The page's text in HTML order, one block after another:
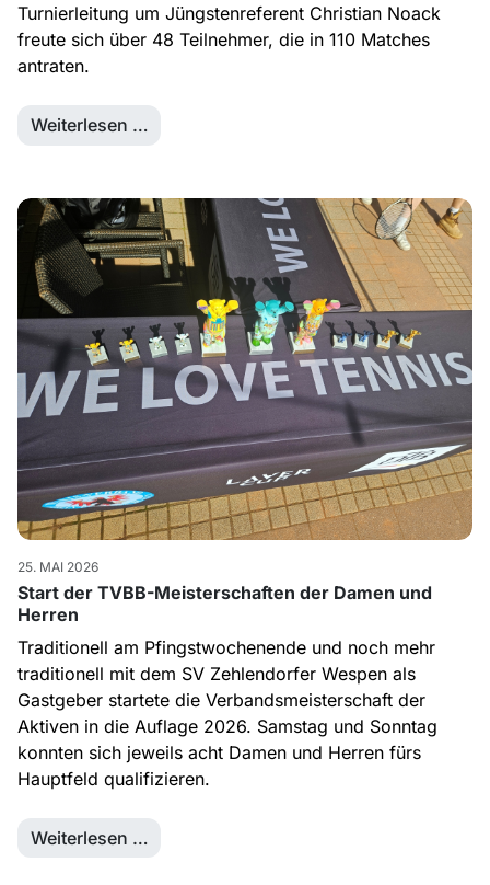
Turnierleitung um Jüngstenreferent Christian Noack
freute sich über 48 Teilnehmer, die in 110 Matches
antraten.
Weiterlesen …
25. MAI 2026
Start der TVBB-Meisterschaften der Damen und
Herren
Traditionell am Pfingstwochenende und noch mehr
traditionell mit dem SV Zehlendorfer Wespen als
Gastgeber startete die Verbandsmeisterschaft der
Aktiven in die Auflage 2026. Samstag und Sonntag
konnten sich jeweils acht Damen und Herren fürs
Hauptfeld qualifizieren.
Weiterlesen …